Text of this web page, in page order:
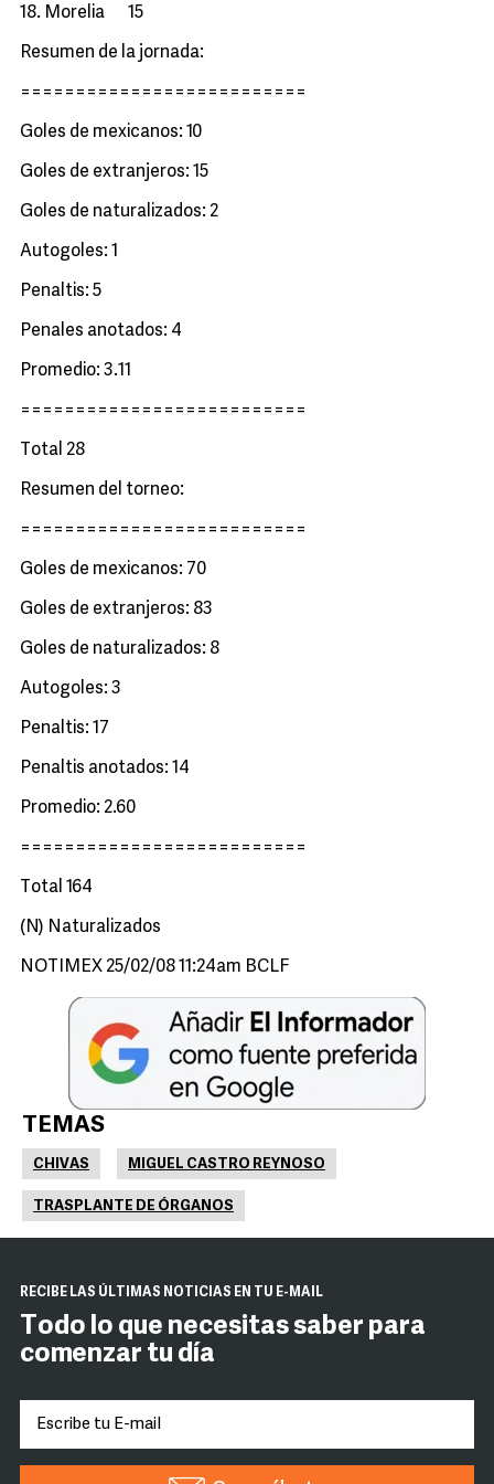
18. Morelia 15
Resumen de la jornada:
==========================
Goles de mexicanos: 10
Goles de extranjeros: 15
Goles de naturalizados: 2
Autogoles: 1
Penaltis: 5
Penales anotados: 4
Promedio: 3.11
==========================
Total 28
Resumen del torneo:
==========================
Goles de mexicanos: 70
Goles de extranjeros: 83
Goles de naturalizados: 8
Autogoles: 3
Penaltis: 17
Penaltis anotados: 14
Promedio: 2.60
==========================
Total 164
(N) Naturalizados
NOTIMEX 25/02/08 11:24am BCLF
TEMAS
CHIVAS MIGUEL CASTRO REYNOSO
TRASPLANTE DE ÓRGANOS
RECIBE LAS ÚLTIMAS NOTICIAS EN TU E-MAIL
Todo lo que necesitas saber para
comenzar tu día